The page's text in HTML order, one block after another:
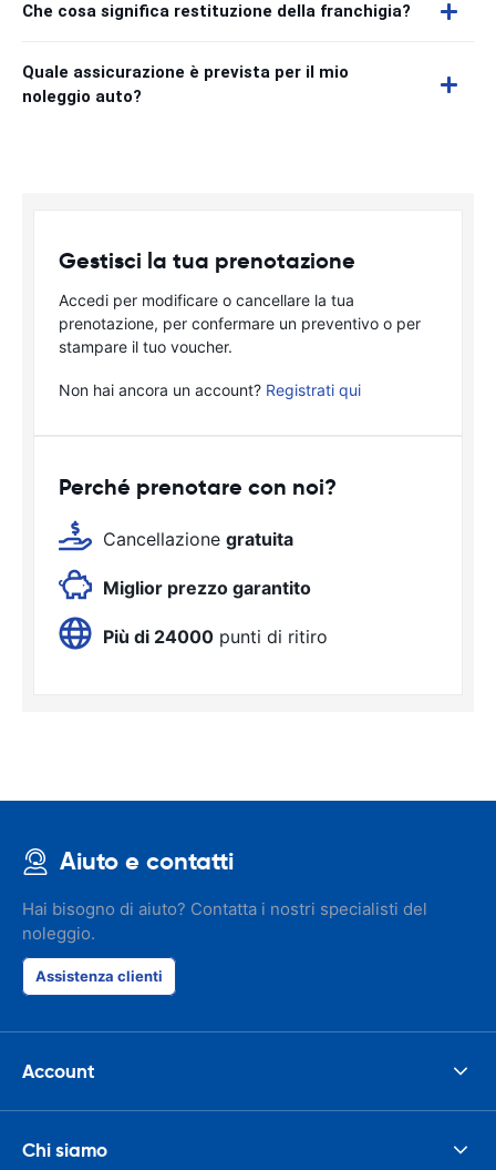
Che cosa significa restituzione della franchigia?
Quale assicurazione è prevista per il mio
noleggio auto?
Gestisci la tua prenotazione
Accedi per modificare o cancellare la tua
prenotazione, per confermare un preventivo o per
stampare il tuo voucher.
Non hai ancora un account? Registrati qui
Perché prenotare con noi?
Cancellazione gratuita
Miglior prezzo garantito
Più di 24000 punti di ritiro
Aiuto e contatti
Hai bisogno di aiuto? Contatta i nostri specialisti del
noleggio.
Assistenza clienti
Account
Chi siamo